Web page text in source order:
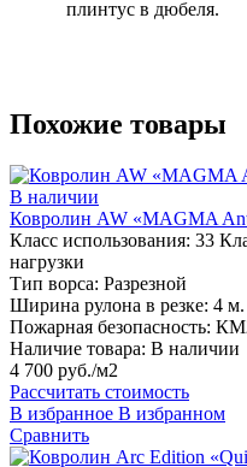
плинтус в дюбеля.
Похожие товары
В наличии
Ковролин AW «MAGMA
Класс использования: 33
нагрузки
Тип ворса: Разрезной
Ширина рулона в резке: 4 м.
Пожарная безопасность:
Наличие товара: В наличии
4 700 руб./м2
Рассчитать стоимость
В избранное В избранном
Сравнить